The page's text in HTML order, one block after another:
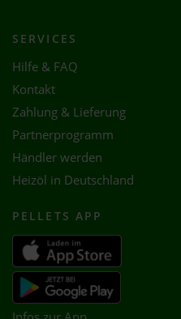
SERVICES
Hilfe & FAQ
Kontakt
Zahlung & Lieferung
Partnerprogramm
Händler werden
Heizöl in Deutschland
PELLETS APP